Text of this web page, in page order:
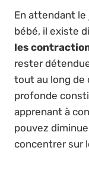
En attendant
bébé, il existe
les
rester
tout au long de
profonde
apprenant à
pouvez
concentrer sur